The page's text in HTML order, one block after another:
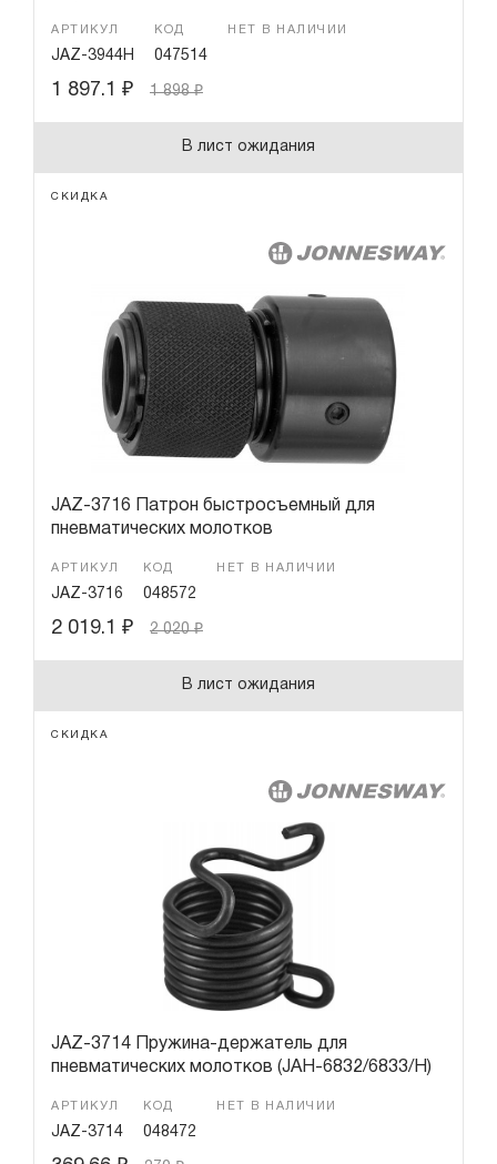
АРТИКУЛ
JAZ-3944H
КОД
047514
НЕТ В НАЛИЧИИ
1 897.1 ₽ 1 898₽
В лист ожидания
СКИДКА
JAZ-3716 Патрон быстросъемный для
пневматических молотков
АРТИКУЛ
JAZ-3716
КОД
048572
НЕТ В НАЛИЧИИ
2 019.1 ₽ 2 020₽
В лист ожидания
СКИДКА
JAZ-3714 Пружина-держатель для
пневматических молотков (JAH-6832/6833/H)
АРТИКУЛ
JAZ-3714
КОД
048472
НЕТ В НАЛИЧИИ